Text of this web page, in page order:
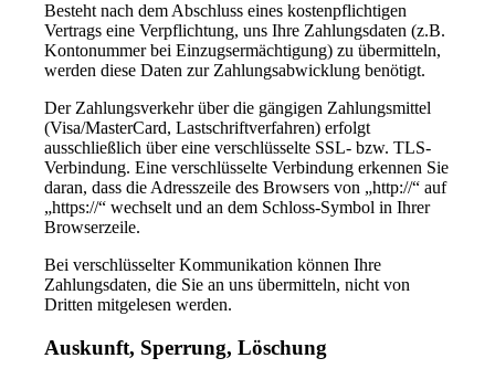
Besteht nach dem Abschluss eines kostenpflichtigen
Vertrags eine Verpflichtung, uns Ihre Zahlungsdaten (z.B.
Kontonummer bei Einzugsermächtigung) zu übermitteln,
werden diese Daten zur Zahlungsabwicklung benötigt.
Der Zahlungsverkehr über die gängigen Zahlungsmittel
(Visa/MasterCard, Lastschriftverfahren) erfolgt
ausschließlich über eine verschlüsselte SSL- bzw. TLS-
Verbindung. Eine verschlüsselte Verbindung erkennen Sie
daran, dass die Adresszeile des Browsers von „http://“ auf
„https://“ wechselt und an dem Schloss-Symbol in Ihrer
Browserzeile.
Bei verschlüsselter Kommunikation können Ihre
Zahlungsdaten, die Sie an uns übermitteln, nicht von
Dritten mitgelesen werden.
Auskunft, Sperrung, Löschung